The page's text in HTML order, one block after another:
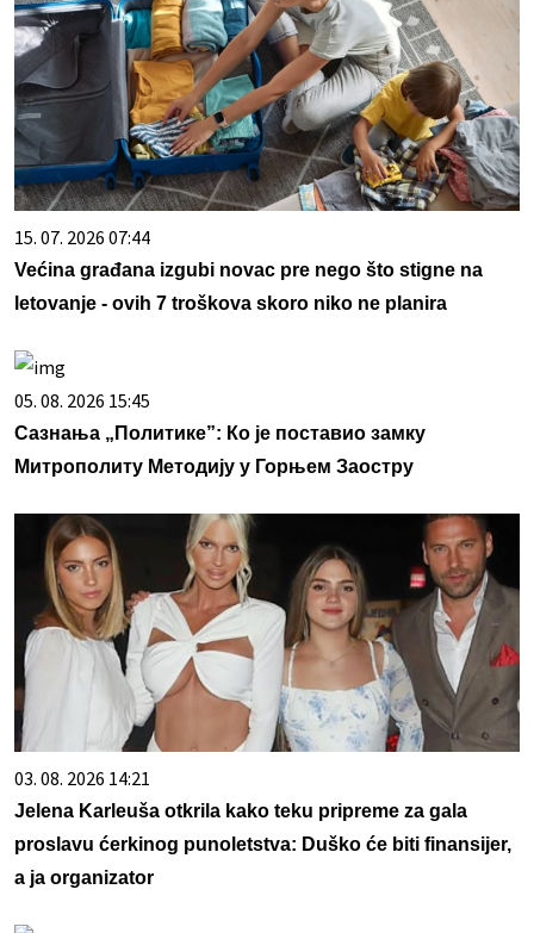
15. 07. 2026 07:44
Većina građana izgubi novac pre nego što stigne na
letovanje - ovih 7 troškova skoro niko ne planira
05. 08. 2026 15:45
Сазнања „Политике”: Ко је поставио замку
Митрополиту Методију у Горњем Заостру
03. 08. 2026 14:21
Jelena Karleuša otkrila kako teku pripreme za gala
proslavu ćerkinog punoletstva: Duško će biti finansijer,
a ja organizator